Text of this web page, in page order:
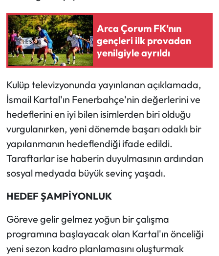
Arca Çorum FK’nın
gençleri ilk provadan
yenilgiyle ayrıldı
Kulüp televizyonunda yayınlanan açıklamada,
İsmail Kartal'ın Fenerbahçe'nin değerlerini ve
hedeflerini en iyi bilen isimlerden biri olduğu
vurgulanırken, yeni dönemde başarı odaklı bir
yapılanmanın hedeflendiği ifade edildi.
Taraftarlar ise haberin duyulmasının ardından
sosyal medyada büyük sevinç yaşadı.
HEDEF ŞAMPİYONLUK
Göreve gelir gelmez yoğun bir çalışma
programına başlayacak olan Kartal'ın önceliği
yeni sezon kadro planlamasını oluşturmak
Sağlık
Siyaset
Spor
Sungurlu Haberleri
Turizm
Uğurludağ Haberleri
Yaşam
Yayla Haber
Yemek Tarifleri
Yerel Haberler